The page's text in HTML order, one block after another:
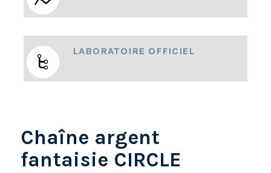
LABORATOIRE OFFICIEL
Chaîne argent
fantaisie CIRCLE